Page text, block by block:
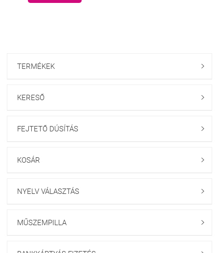
TERMÉKEK 
KERESŐ 
FEJTETŐ DÚSÍTÁS 
KOSÁR 
NYELV VÁLASZTÁS 
MŰSZEMPILLA 